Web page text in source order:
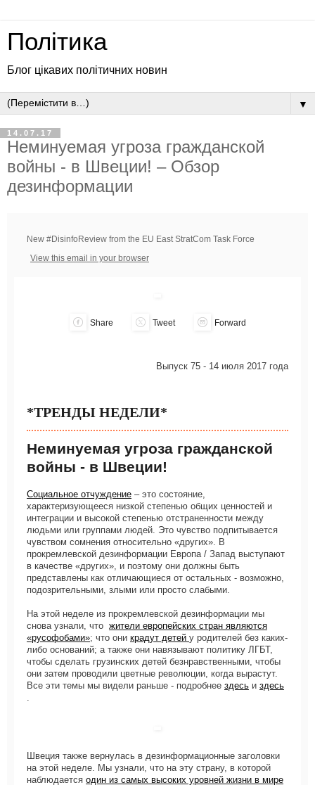
Політика
Блог цікавих політичних новин
▼
14.07.17
Неминуемая угроза гражданской
войны - в Швеции! – Обзор
дезинформации
New #DisinfoReview from the EU East StratCom Task Force
View this email in your browser
Share Tweet Forward
Выпуск 75 - 14 июля 2017 года
*ТРЕНДЫ НЕДЕЛИ*
Неминуемая угроза гражданской
войны - в Швеции!
Социальное отчуждение – это состояние,
характеризующееся низкой степенью общих ценностей и
интеграции и высокой степенью отстраненности между
людьми или группами людей. Это чувство подпитывается
чувством сомнения относительно «других». В
прокремлевской дезинформации Европа / Запад выступают
в качестве «других», и поэтому они должны быть
представлены как отличающиеся от остальных - возможно,
подозрительными, злыми или просто слабыми.
На этой неделе из прокремлевской дезинформации мы
снова узнали, что жители европейских стран являются
«русофобами»; что они крадут детей у родителей без каких-
либо оснований; а также они навязывают политику ЛГБТ,
чтобы сделать грузинских детей безнравственными, чтобы
они затем проводили цветные революции, когда вырастут.
Все эти темы мы видели раньше - подробнее здесь и здесь
Швеция также вернулась в дезинформационные заголовки
на этой неделе. Мы узнали, что на эту страну, в которой
наблюдается один из самых высоких уровней жизни в мире